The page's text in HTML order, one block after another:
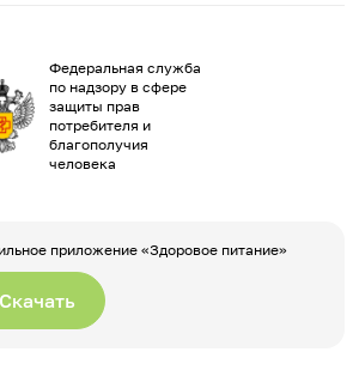
Федеральная служба
по надзору в сфере
защиты прав
потребителя и
благополучия
человека
приложение «Здоровое питание»
Скачать